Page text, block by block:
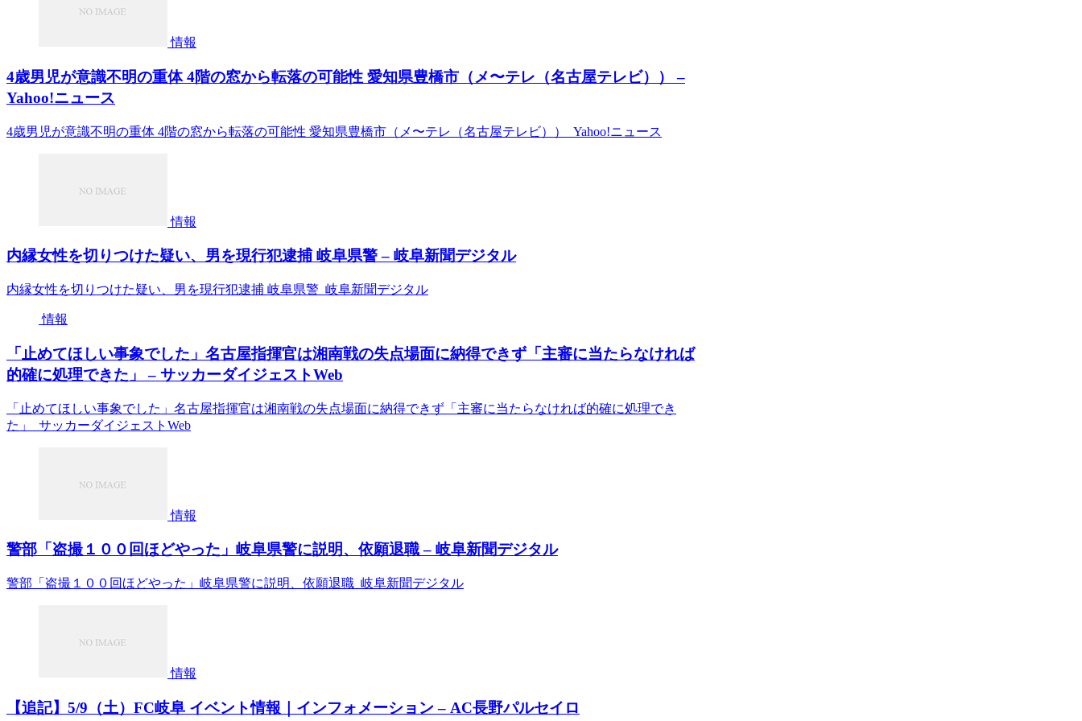
情報
4歳男児が意識不明の重体 4階の窓から転落の可能性 愛知県豊橋市（メ〜テレ（名古屋テレビ）） –
Yahoo!ニュース
4歳男児が意識不明の重体 4階の窓から転落の可能性 愛知県豊橋市（メ〜テレ（名古屋テレビ）） Yahoo!ニュース
情報
内縁女性を切りつけた疑い、男を現行犯逮捕 岐阜県警 – 岐阜新聞デジタル
内縁女性を切りつけた疑い、男を現行犯逮捕 岐阜県警 岐阜新聞デジタル
情報
「止めてほしい事象でした」名古屋指揮官は湘南戦の失点場面に納得できず「主審に当たらなければ
的確に処理できた」 – サッカーダイジェストWeb
「止めてほしい事象でした」名古屋指揮官は湘南戦の失点場面に納得できず「主審に当たらなければ的確に処理でき
た」 サッカーダイジェストWeb
情報
警部「盗撮１００回ほどやった」岐阜県警に説明、依願退職 – 岐阜新聞デジタル
警部「盗撮１００回ほどやった」岐阜県警に説明、依願退職 岐阜新聞デジタル
情報
【追記】5/9（土）FC岐阜 イベント情報｜インフォメーション – AC長野パルセイロ